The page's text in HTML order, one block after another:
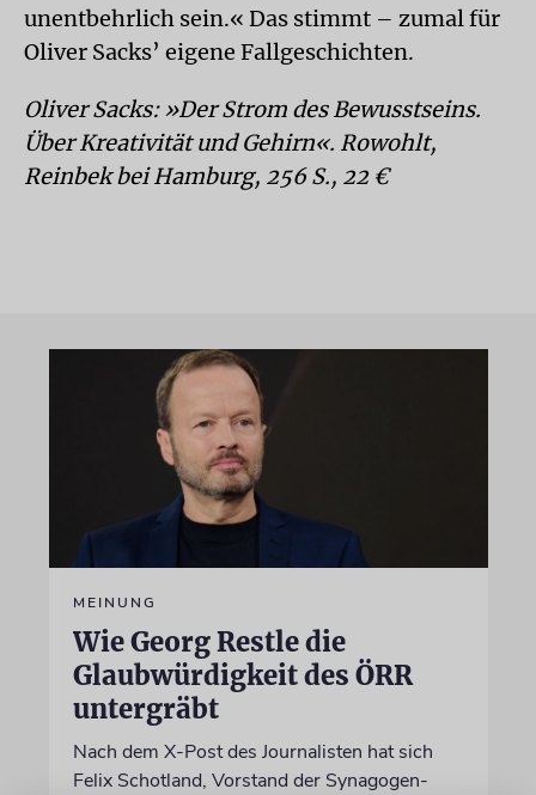
unentbehrlich sein.« Das stimmt – zumal für
Oliver Sacks’ eigene Fallgeschichten.
Oliver Sacks: »Der Strom des Bewusstseins.
Über Kreativität und Gehirn«. Rowohlt,
Reinbek bei Hamburg, 256 S., 22 €
MEINUNG
Wie Georg Restle die
Glaubwürdigkeit des ÖRR
untergräbt
Nach dem X-Post des Journalisten hat sich
Felix Schotland, Vorstand der Synagogen-